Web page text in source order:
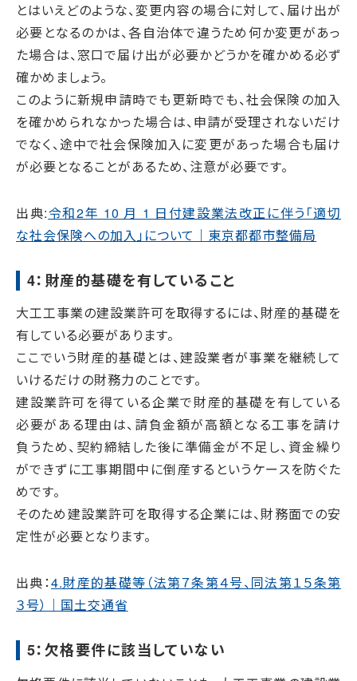
とはいえどのような、変更内容の場合に対して、届け出が
必要となるのかは、各自治体で違うため何か変更があっ
た場合は、窓口で届け出が必要かどうかを確かめる必ず
確かめましょう。
このように新規申請時でも更新時でも、社会保険の加入
を確かめられなかった場合は、申請が受理されないだけ
でなく、途中で社会保険加入に変更があった場合も届け
が必要となることがあるため、注意が必要です。
出典:令和2年 10 月 1 日付建設業法改正に伴う「適切
な社会保険への加入」について｜東京都都市整備局
4：財産的基礎を有していること
大工工事業の建設業許可を取得するには、財産的基礎を
有している必要があります。
ここでいう財産的基礎とは、建設業者が事業を継続して
いけるだけの財務力のことです。
建設業許可を得ている企業で財産的基礎を有している
必要がある理由は、請負金額が高額となる工事を請け
負うため、契約締結した後に準備金が不足し、資金繰り
ができずに工事期間中に倒産するというケースを防ぐた
めです。
そのため建設業許可を取得する企業には、財務面での安
定性が必要となります。
出典：4.財産的基礎等（法第７条第４号、同法第１５条第
３号）｜国土交通省
5：欠格要件に該当していない